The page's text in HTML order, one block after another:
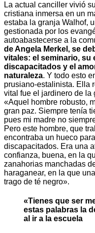
La actual canciller vivió
cristiana inmersa en un
estaba la granja Walhof,
gestionada por los
autoabastecerse a la
de Angela Merkel, se
vitales: el seminario, su
discapacitados y el
naturaleza. Y todo esto
prusiano-estalinista. Ella
vital fue el jardinero de la
«Aquel hombre robusto,
gran paz. Siempre tenía
pues mi madre no
Pero este hombre, que
encontraba un hueco
discapacitados. Era una
confianza, buena, en la
zanahorias manchadas
haraganear, en la que
trago de té negro».
«Tienes que ser
estas palabras la
al ir a la escuela